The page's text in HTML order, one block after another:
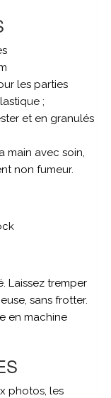
les parties
;
et en granulés
main avec soin,
non fumeur.
Laissez tremper
sans frotter.
en machine
photos, les